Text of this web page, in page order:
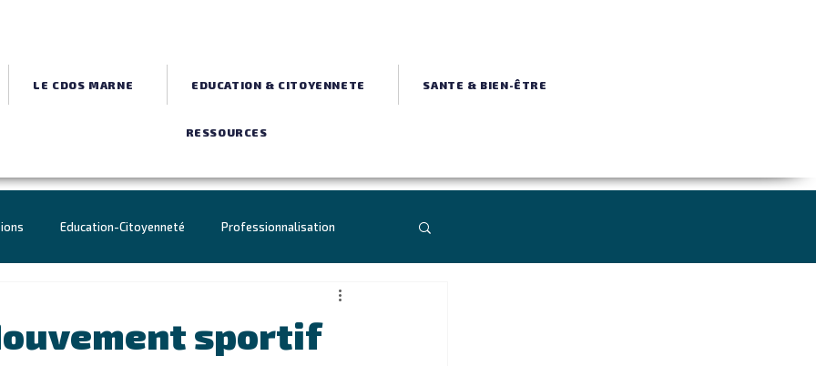
LE CDOS MARNE EDUCATION & CITOYENNETE SANTE & BIEN-ÊTRE
RESSOURCES
Education-Citoyenneté Professionnalisation
sportif